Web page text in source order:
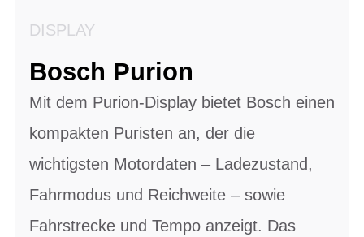
DISPLAY
Bosch Purion
Mit dem Purion-Display bietet Bosch einen
kompakten Puristen an, der die
wichtigsten Motordaten – Ladezustand,
Fahrmodus und Reichweite – sowie
Fahrstrecke und Tempo anzeigt. Das